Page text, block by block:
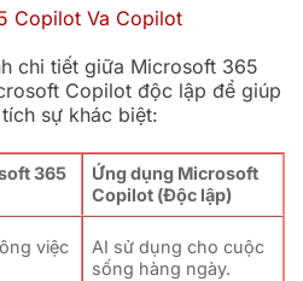
chi tiết giữa Microsoft 365
Copilot độc lập để giúp
sự khác biệt:
365
Ứng dụng Microsoft
Copilot (Độc lập)
việc
AI sử dụng cho cuộc
sống hàng ngày.